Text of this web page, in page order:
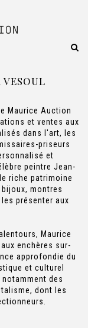
Maurice Auction
et ventes aux
dans l'art, les
priseurs
et
peintre Jean-
riche patrimoine
montres
présenter aux
Maurice
enchères sur-
approfondie du
et culturel
des
dont les